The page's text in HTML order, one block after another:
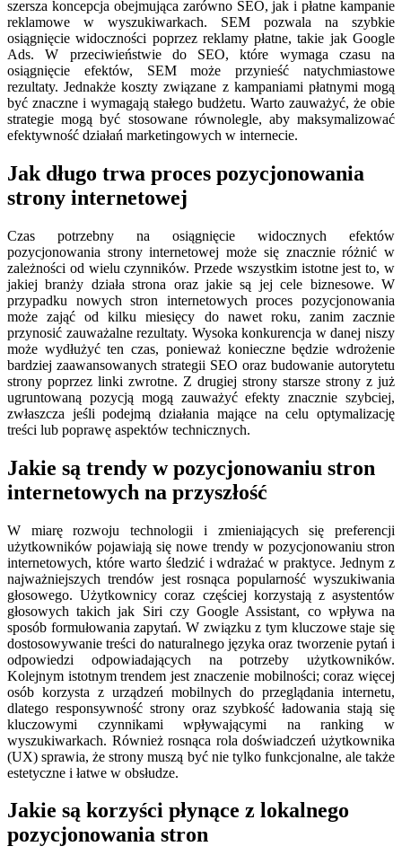
szersza koncepcja obejmująca zarówno SEO, jak i płatne kampanie
reklamowe w wyszukiwarkach. SEM pozwala na szybkie
osiągnięcie widoczności poprzez reklamy płatne, takie jak Google
Ads. W przeciwieństwie do SEO, które wymaga czasu na
osiągnięcie efektów, SEM może przynieść natychmiastowe
rezultaty. Jednakże koszty związane z kampaniami płatnymi mogą
być znaczne i wymagają stałego budżetu. Warto zauważyć, że obie
strategie mogą być stosowane równolegle, aby maksymalizować
efektywność działań marketingowych w internecie.
Jak długo trwa proces pozycjonowania
strony internetowej
Czas potrzebny na osiągnięcie widocznych efektów
pozycjonowania strony internetowej może się znacznie różnić w
zależności od wielu czynników. Przede wszystkim istotne jest to, w
jakiej branży działa strona oraz jakie są jej cele biznesowe. W
przypadku nowych stron internetowych proces pozycjonowania
może zająć od kilku miesięcy do nawet roku, zanim zacznie
przynosić zauważalne rezultaty. Wysoka konkurencja w danej niszy
może wydłużyć ten czas, ponieważ konieczne będzie wdrożenie
bardziej zaawansowanych strategii SEO oraz budowanie autorytetu
strony poprzez linki zwrotne. Z drugiej strony starsze strony z już
ugruntowaną pozycją mogą zauważyć efekty znacznie szybciej,
zwłaszcza jeśli podejmą działania mające na celu optymalizację
treści lub poprawę aspektów technicznych.
Jakie są trendy w pozycjonowaniu stron
internetowych na przyszłość
W miarę rozwoju technologii i zmieniających się preferencji
użytkowników pojawiają się nowe trendy w pozycjonowaniu stron
internetowych, które warto śledzić i wdrażać w praktyce. Jednym z
najważniejszych trendów jest rosnąca popularność wyszukiwania
głosowego. Użytkownicy coraz częściej korzystają z asystentów
głosowych takich jak Siri czy Google Assistant, co wpływa na
sposób formułowania zapytań. W związku z tym kluczowe staje się
dostosowywanie treści do naturalnego języka oraz tworzenie pytań i
odpowiedzi odpowiadających na potrzeby użytkowników.
Kolejnym istotnym trendem jest znaczenie mobilności; coraz więcej
osób korzysta z urządzeń mobilnych do przeglądania internetu,
dlatego responsywność strony oraz szybkość ładowania stają się
kluczowymi czynnikami wpływającymi na ranking w
wyszukiwarkach. Również rosnąca rola doświadczeń użytkownika
(UX) sprawia, że strony muszą być nie tylko funkcjonalne, ale także
estetyczne i łatwe w obsłudze.
Jakie są korzyści płynące z lokalnego
pozycjonowania stron